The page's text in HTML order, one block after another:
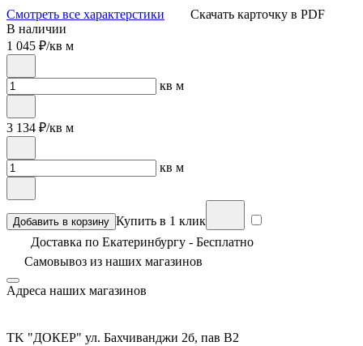
Смотреть все характерстики
Скачать карточку в PDF
В наличии
1 045 ₽/кв м
кв м
3 134 ₽/кв м
кв м
Добавить в корзину Купить в 1 клик
Доставка по Екатеринбургу - Бесплатно
Самовывоз из наших магазинов
Адреса наших магазинов
TK "ДОКЕР" ул. Бахчиванджи 2б, пав В2